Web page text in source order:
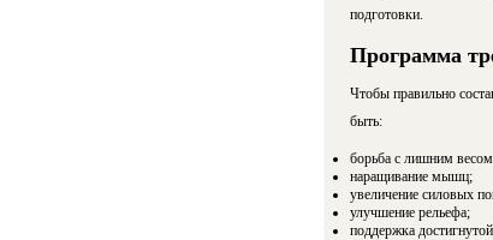
подготовки.
Программа
Чтобы правильно
быть:
борьба с лишним
наращивание мышц;
увеличение силовых
улучшение рельефа;
поддержка